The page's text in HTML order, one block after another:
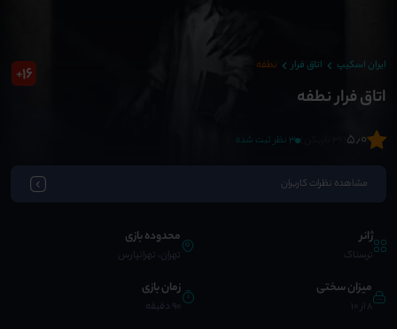
ایران اسکیپ اتاق فرار نطفه
اتاق فرار نطفه
16
+
5٫0 3 نظر ثبت شده
مشاهده نظرات کاربران
ژانر
ترسناک
محدوده بازی
تهران، تهرانپارس
میزان سختی
8 از 10
زمان بازی
90 دقیقه